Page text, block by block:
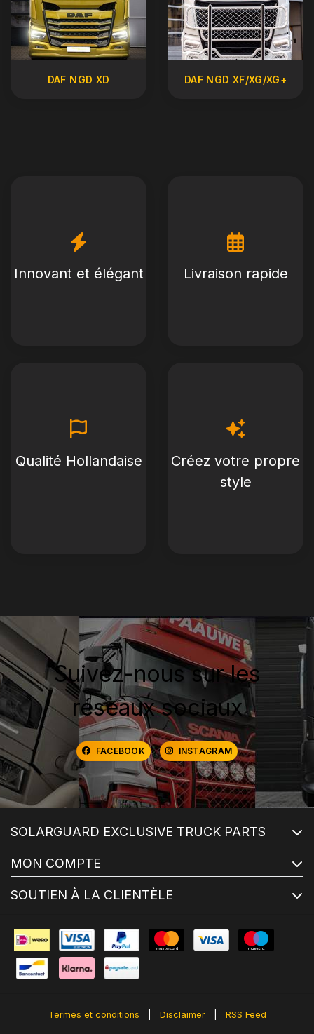
DAF NGD XD DAF NGD XF/XG/XG+
Innovant et élégant Livraison rapide
Qualité Hollandaise
Créez votre propre
style
Suivez-nous sur les
réseaux sociaux
FACEBOOK INSTAGRAM
SOLARGUARD EXCLUSIVE TRUCK PARTS
MON COMPTE
SOUTIEN À LA CLIENTÈLE
Termes et conditions Disclaimer RSS Feed